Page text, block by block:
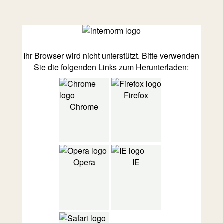
Ihr Browser wird nicht unterstützt. Bitte verwenden
Sie die folgenden Links zum Herunterladen:
Chrome
Firefox
Opera IE